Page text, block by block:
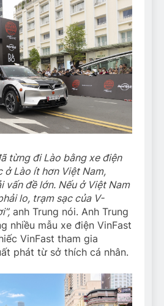
từng đi Lào bằng xe điện
ở Lào ít hơn Việt Nam,
vấn đề lớn. Nếu ở Việt Nam
lo, trạm sạc của V-
anh Trung nói. Anh Trung
nhiều mẫu xe điện VinFast
VinFast tham gia
phát từ sở thích cá nhân.